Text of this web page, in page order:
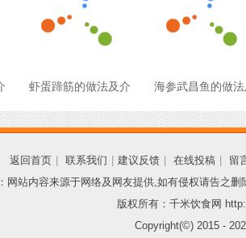
虾蛋蹄筋的做法及介 海参武昌鱼的做
返回首页 联系我们 建议反馈 在线投稿
留
网站内容来源于网络及网友提供,如有侵权请告之
版权所有：千米饮食网
Copyright(©) 2015 -